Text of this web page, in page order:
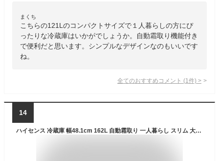
まくち
こちらの121Lのコンパクトサイズで１人暮らしの方にぴ
ったりな冷蔵庫はいかがでしょうか。自動霜取り機能付き
で便利だと思います。シンプルなデザインなのもいいです
ね。
全てのおすすめコメント (1 件) >
14
ハイセンス 冷蔵庫 幅48.1cm 162L 自動霜取り 一人暮らし スリム 大容量冷蔵室 耐熱トップテーブル 右開き 2ドア コンパクト HR-D15FB ブラック